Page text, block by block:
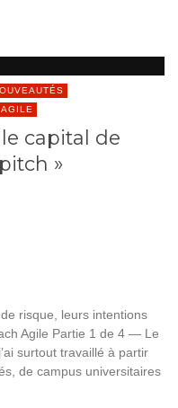
capital de
»
risque, leurs intentions
Agile Partie 1 de 4 — Le
surtout travaillé à partir
de campus universitaires